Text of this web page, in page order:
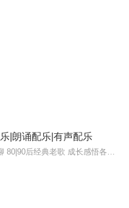
|朗诵配乐|有声配乐